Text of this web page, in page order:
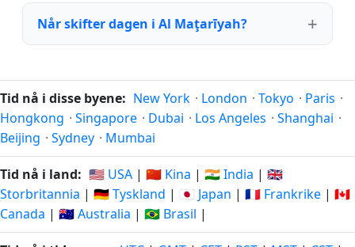
Når skifter dagen i Al Maţarīyah?
Tid nå i disse byene: New York · London · Tokyo · Paris ·
Hongkong · Singapore · Dubai · Los Angeles · Shanghai ·
Beijing · Sydney · Mumbai
Tid nå i land: 🇺🇸 USA | 🇨🇳 Kina | 🇮🇳 India | 🇬🇧
Storbritannia | 🇩🇪 Tyskland | 🇯🇵 Japan | 🇫🇷 Frankrike | 🇨🇦
Canada | 🇦🇺 Australia | 🇧🇷 Brasil |